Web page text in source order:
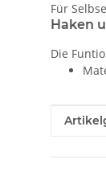
Für
Haken
Die
Wert